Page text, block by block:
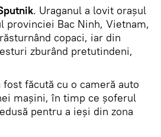
. Uraganul a lovit orașul
provinciei Bac Ninh, Vietnam,
copaci, iar din
zburând pretutindeni,
făcută cu o cameră auto
mașini, în timp ce șoferul
pentru a ieși din zona